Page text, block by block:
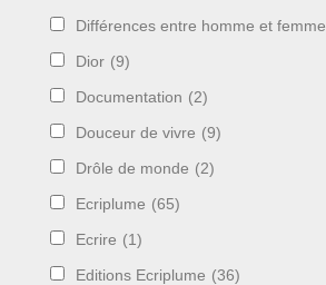
Différences entre homme et femme
Dior (9)
Documentation (2)
Douceur de vivre (9)
Drôle de monde (2)
Ecriplume (65)
Ecrire (1)
Editions Ecriplume (36)